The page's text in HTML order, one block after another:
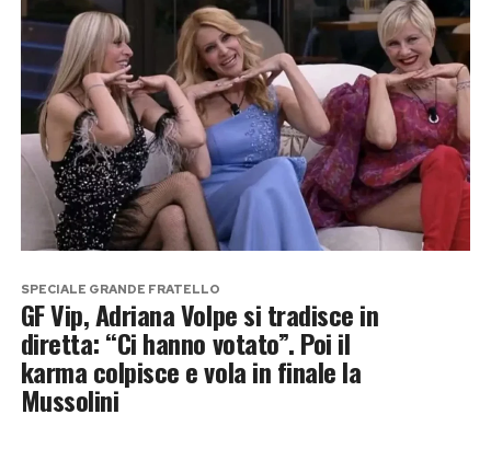
SPECIALE GRANDE FRATELLO
GF Vip, Adriana Volpe si tradisce in
diretta: “Ci hanno votato”. Poi il
karma colpisce e vola in finale la
Mussolini